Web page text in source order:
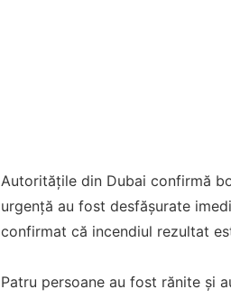
Autoritățile din Dubai confirmă
urgență au fost desfășurate
confirmat că incendiul rezultat
Patru persoane au fost rănite și